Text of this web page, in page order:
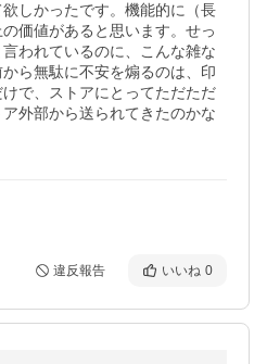
しかったです。機能的に（長
価値があると思います。せっ
われているのに、こんな雑な
ら無駄に不安を煽るのは、印
で、ストアにとってただただ
外部から送られてきたのかな
違反報告 いいね 0